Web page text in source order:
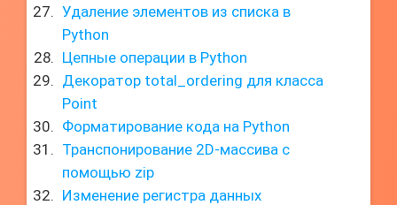
Удаление элементов из списка в
Python
Цепные операции в Python
Декоратор total_ordering для класса
Point
Форматирование кода на Python
Транспонирование 2D-массива с
помощью zip
Изменение регистра данных